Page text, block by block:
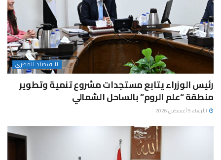
الاقتصاد المصرى
رئيس الوزراء يتابع مستجدات مشروع تنمية وتطوير
منطقة “علم الروم” بالساحل الشمالي
الأربعاء 5 أغسطس 2026